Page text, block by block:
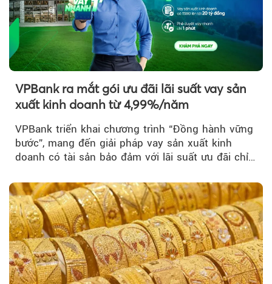
VPBank ra mắt gói ưu đãi lãi suất vay sản
xuất kinh doanh từ 4,99%/năm
VPBank triển khai chương trình “Đồng hành vững
bước”, mang đến giải pháp vay sản xuất kinh
doanh có tài sản bảo đảm với lãi suất ưu đãi chỉ